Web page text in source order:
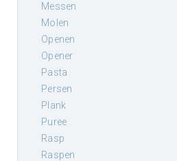
messen
molen
openen
opener
pasta
persen
plank
puree
rasp
raspen